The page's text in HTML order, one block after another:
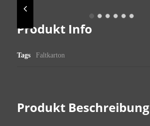
Produkt Info
Tags Faltkarton
Produkt Beschreibung